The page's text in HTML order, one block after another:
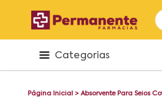
Categorias
Página Inicial > Absorvente Para Seios